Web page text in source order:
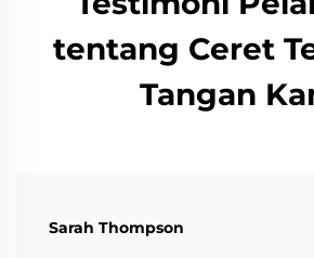
tentang Ceret
Tangan
Sarah Thompson